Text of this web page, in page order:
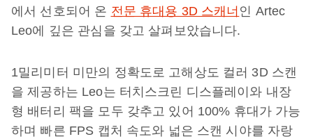
에서 선호되어 온 전문 휴대용 3D 스캐너 인 Artec
Leo에 깊은 관심을 갖고 살펴보았습니다.
1밀리미터 미만의 정확도로 고해상도 컬러 3D 스캔
을 제공하는 Leo는 터치스크린 디스플레이와 내장
형 배터리 팩을 모두 갖추고 있어 100% 휴대가 가능
하며 빠른 FPS 캡처 속도와 넓은 스캔 시야를 자랑